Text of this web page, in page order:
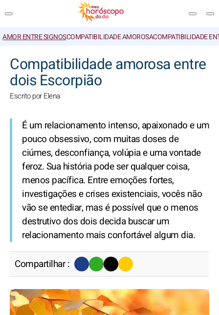
AMOR ENTRE SIGNOSCOMPATIBILIDADE AMOROSACOMPATIBILIDADE
Compatibilidade amorosa entre
dois Escorpião
Escrito por Elena
É um relacionamento intenso, apaixonado e um
pouco obsessivo, com muitas doses de
ciúmes, desconfiança, volúpia e uma vontade
feroz. Sua história pode ser qualquer coisa,
menos pacífica. Entre emoções fortes,
investigações e crises existenciais, vocês não
vão se entediar, mas é possível que o menos
destrutivo dos dois decida buscar um
relacionamento mais confortável algum dia.
Compartilhar :